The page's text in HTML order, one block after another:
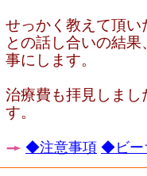
せっかく教えて頂
との話し合いの結
事にします。
治療費も拝見しま
す。
◆注意事項 ◆ビー